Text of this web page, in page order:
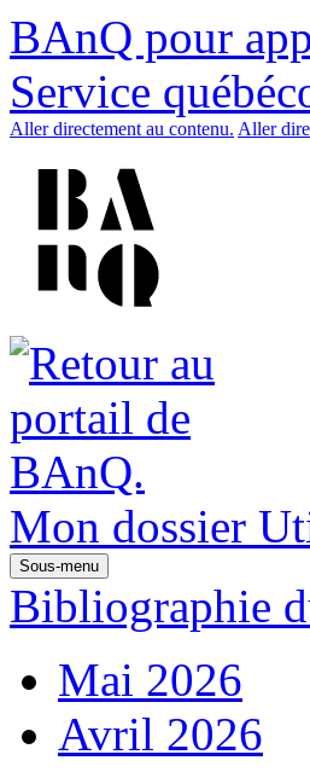
BAnQ pour
Service
Aller directement au contenu. Aller
Mon dossier
Sous-menu
Bibliographie
Mai 2026
Avril 2026